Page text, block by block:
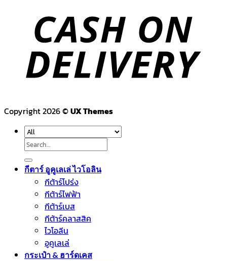
Copyright 2026 ©UX Themes
Search
for:
กีตาร์ อูคูเลเล่ ไวโอลิน
กีต้าร์โปร่ง
กีต้าร์ไฟฟ้า
กีต้าร์เบส
กีต้าร์คลาสสิค
ไวโอลีน
อูคูเลเล่
กระเป๋า & ฮาร์ดเคส